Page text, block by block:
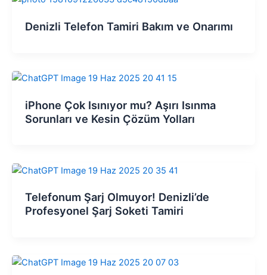
Denizli Telefon Tamiri Bakım ve Onarımı
iPhone Çok Isınıyor mu? Aşırı Isınma
Sorunları ve Kesin Çözüm Yolları
Telefonum Şarj Olmuyor! Denizli’de
Profesyonel Şarj Soketi Tamiri